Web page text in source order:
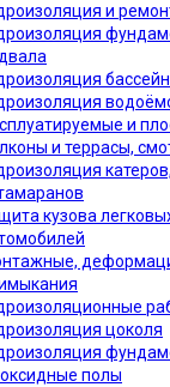
и
и
и террасы,
кузова
цоколя
полы